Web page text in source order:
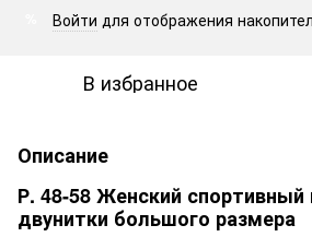
Войти для отображения
В избранное
Описание
Р. 48-58 Женский
двунитки большого размера